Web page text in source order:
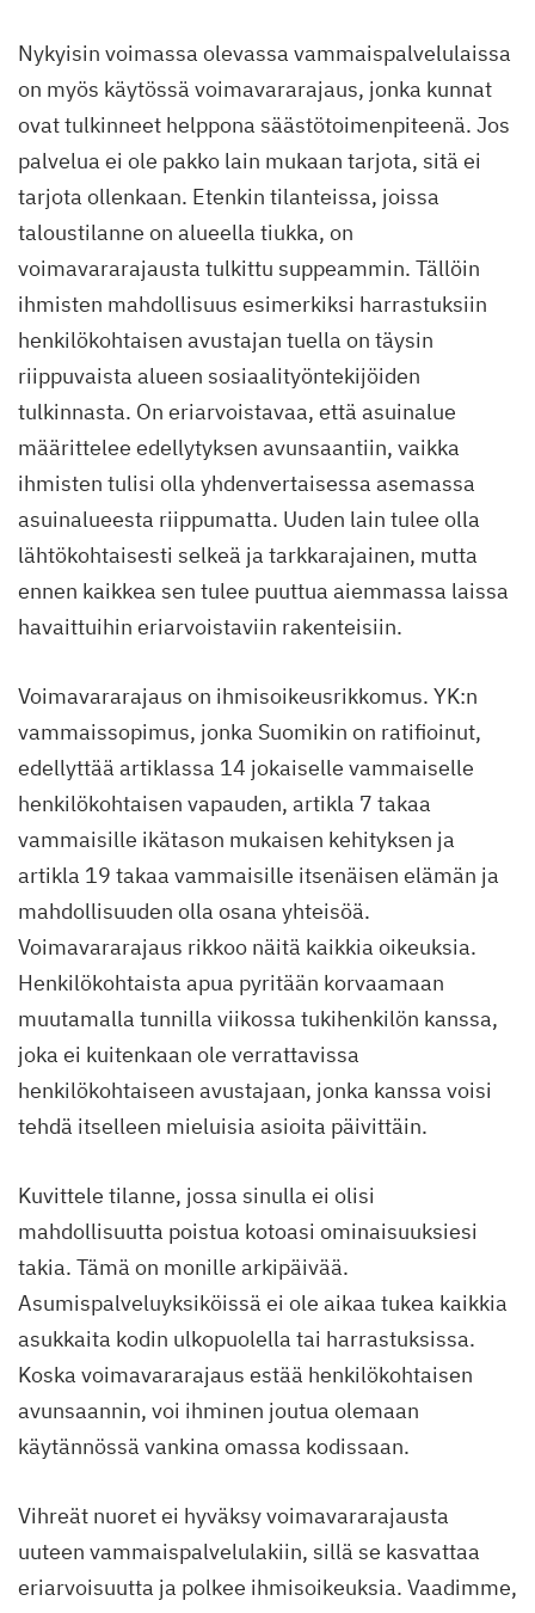
Nykyisin voimassa olevassa vammaispalvelulaissa
on myös käytössä voimavararajaus, jonka kunnat
ovat tulkinneet helppona säästötoimenpiteenä. Jos
palvelua ei ole pakko lain mukaan tarjota, sitä ei
tarjota ollenkaan. Etenkin tilanteissa, joissa
taloustilanne on alueella tiukka, on
voimavararajausta tulkittu suppeammin. Tällöin
ihmisten mahdollisuus esimerkiksi harrastuksiin
henkilökohtaisen avustajan tuella on täysin
riippuvaista alueen sosiaalityöntekijöiden
tulkinnasta. On eriarvoistavaa, että asuinalue
määrittelee edellytyksen avunsaantiin, vaikka
ihmisten tulisi olla yhdenvertaisessa asemassa
asuinalueesta riippumatta. Uuden lain tulee olla
lähtökohtaisesti selkeä ja tarkkarajainen, mutta
ennen kaikkea sen tulee puuttua aiemmassa laissa
havaittuihin eriarvoistaviin rakenteisiin.
Voimavararajaus on ihmisoikeusrikkomus. YK:n
vammaissopimus, jonka Suomikin on ratifioinut,
edellyttää artiklassa 14 jokaiselle vammaiselle
henkilökohtaisen vapauden, artikla 7 takaa
vammaisille ikätason mukaisen kehityksen ja
artikla 19 takaa vammaisille itsenäisen elämän ja
mahdollisuuden olla osana yhteisöä.
Voimavararajaus rikkoo näitä kaikkia oikeuksia.
Henkilökohtaista apua pyritään korvaamaan
muutamalla tunnilla viikossa tukihenkilön kanssa,
joka ei kuitenkaan ole verrattavissa
henkilökohtaiseen avustajaan, jonka kanssa voisi
tehdä itselleen mieluisia asioita päivittäin.
Kuvittele tilanne, jossa sinulla ei olisi
mahdollisuutta poistua kotoasi ominaisuuksiesi
takia. Tämä on monille arkipäivää.
Asumispalveluyksiköissä ei ole aikaa tukea kaikkia
asukkaita kodin ulkopuolella tai harrastuksissa.
Koska voimavararajaus estää henkilökohtaisen
avunsaannin, voi ihminen joutua olemaan
käytännössä vankina omassa kodissaan.
Vihreät nuoret ei hyväksy voimavararajausta
uuteen vammaispalvelulakiin, sillä se kasvattaa
eriarvoisuutta ja polkee ihmisoikeuksia. Vaadimme,